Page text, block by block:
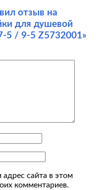
отзыв на
для душевой
5 / 9-5 Z5732001»
сайта в этом
комментариев.